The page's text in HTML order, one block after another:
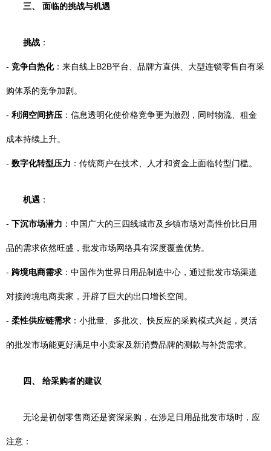
三、 面临的挑战与机遇
挑战 ：
- 竞争白热化：来自线上B2B平台、品牌方直供、大型连锁零售自有采
购体系的竞争加剧。
- 利润空间挤压 ：信息透明化使价格竞争更为激烈，同时物流、租金
成本持续上升。
- 数字化转型压力 ：传统商户在技术、人才和资金上面临转型门槛。
机遇 ：
- 下沉市场潜力 ：中国广大的三四线城市及乡镇市场对高性价比日用
品的需求依然旺盛，批发市场网络具有深度覆盖优势。
- 跨境电商需求 ：中国作为世界日用品制造中心，通过批发市场渠道
对接跨境电商卖家，开辟了巨大的出口增长空间。
- 柔性供应链需求 ：小批量、多批次、快反应的采购模式兴起，灵活
的批发市场能更好满足中小卖家及新消费品牌的测款与补货需求。
四、 给采购者的建议
无论是初创零售商还是资深采购，在涉足日用品批发市场时，应
注意：